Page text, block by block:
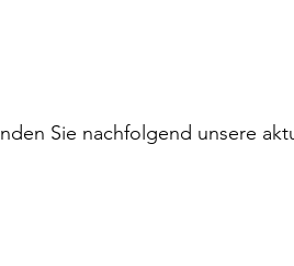
Sie nachfolgend unsere